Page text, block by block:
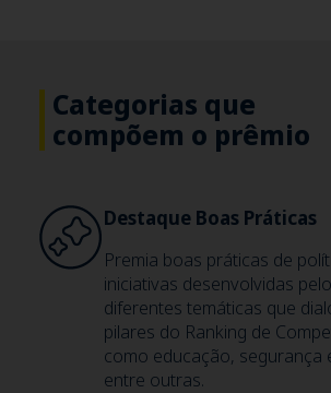
Categorias que
compõem o prêmio
Destaque Boas Práticas
Premia boas práticas de
iniciativas desenvolvidas
diferentes temáticas que
pilares do Ranking de
como educação, segurança
entre outras.